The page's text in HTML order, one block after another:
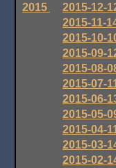
2015
2015-12-
2015-11-
2015-10-
2015-09-
2015-08-
2015-07-
2015-06-
2015-05-
2015-04-
2015-03-
2015-02-